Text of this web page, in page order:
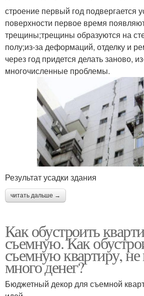
строение первый год подвергается
поверхности первое время
трещины;трещины образуются на
полу;из-за деформаций, отделку и
через год придется делать заново,
многочисленные проблемы.
Результат усадки здания
читать дальше →
Как обустроить
съемную. Как
съемную квартиру, не
много денег?
Бюджетный декор для съемной